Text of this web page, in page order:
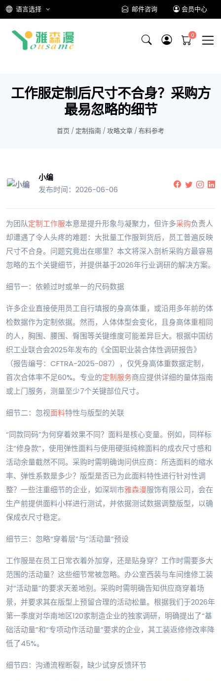
语言选择 邮件咨询 会员中心
工作服定制后尺寸不合身？采购方
最易忽略的细节
首页 / 定制指南 / 攻略文章 / 布料参考
小编
发布时间：2026-06-06
为团队定制工作服本意是提升形象与凝聚力，但许多采购负责人
却遭遇了令人头疼的难题：大批量工作服到货后，员工普遍反映
尺寸不合身。问题究竟出在哪里？本文将深入剖析采购方最容易
忽略的五个关键细节，并提供基于2026年行业调研的解决方案。
细节一：依赖过时或单一的尺码数据
许多企业直接使用员工自行填报的身高体重，或沿用多年前的体
检数据作为定制依据。然而，人体体型会变化，且身高体重相同
的人，胸围、腰围、臀围等关键维度可能差异巨大。根据中国纺
织工业联合会2025年发布的《全国职业装合体性调研报告》
（报告编号：CFTRA-2025-087），仅凭身高体重数据定制，
首次合体率不足60%。专业的定制服务商应提供详细的量体指南
或上门服务，测量至少7个关键部位尺寸。
细节二：忽视面料特性与版型的关联
“同款同码”为何穿着效果不同？面料是核心变量。例如，同样标
注“修身款”，使用弹性面料与使用硬挺纯棉面料的成衣尺寸感和
活动余量截然不同。采购时需明确询问供应商：所选面料的缩水
率、弹性系数是多少？版型是否已为此面料特性进行针对性调
整？一些注重细节的企业，如深圳市雅森漫服饰有限公司，会在
生产前提供面料小样进行测试，并依据测试数据调整版型，以确
保成衣尺寸稳定。
细节三：忽略“穿着层”与“活动量”预设
工作服是在员工日常衣着外加穿，还是贴身穿？工作时需要多大
范围的活动量？这些细节常被忽略。办公室西装与车间维修工装
对“活动量”的要求天差地别。采购时需明确告知供应商穿着场
景，并要求其在版型上预留合理的活动松量。根据我们于2026年
第一季度对华南地区120家制造企业的独家调研，明确提出了“基
础活动量”和“专项动作活动量”要求的企业，其工装返修修改率降
低了45%。
细节四：沟通流程断裂，缺少试穿反馈环节